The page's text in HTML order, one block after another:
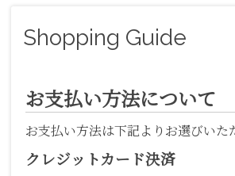
Shopping Guide
お支払い方法について
お支払い方法は下記よりお選びいた
クレジットカード決済